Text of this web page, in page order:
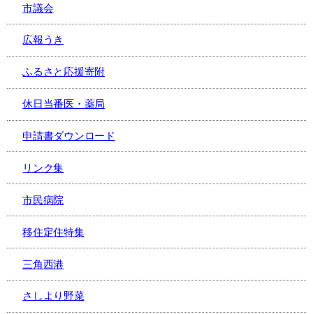
市議会
広報うき
ふるさと応援寄附
休日当番医・薬局
申請書ダウンロード
リンク集
市民病院
移住定住特集
三角西港
さしより野菜